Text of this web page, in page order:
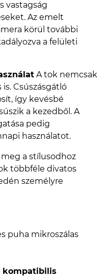
vastagság
Az emelt
körül további
a felületi
A tok nemcsak
Csúszásgátló
így kevésbé
a kezedből. A
pedig
használatot.
meg a stílusodhoz
többféle divatos
személyre
puha mikroszálas
kompatibilis